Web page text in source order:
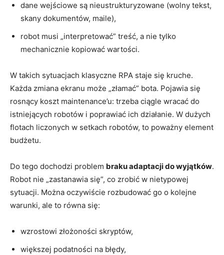
dane wejściowe są nieustrukturyzowane (wolny tekst,
skany dokumentów, maile),
robot musi „interpretować” treść, a nie tylko
mechanicznie kopiować wartości.
W takich sytuacjach klasyczne RPA staje się kruche.
Każda zmiana ekranu może „złamać” bota. Pojawia się
rosnący koszt maintenance’u: trzeba ciągle wracać do
istniejących robotów i poprawiać ich działanie. W dużych
flotach liczonych w setkach robotów, to poważny element
budżetu.
Do tego dochodzi problem braku adaptacji do wyjątków.
Robot nie „zastanawia się”, co zrobić w nietypowej
sytuacji. Można oczywiście rozbudować go o kolejne
warunki, ale to równa się:
wzrostowi złożoności skryptów,
większej podatności na błędy,